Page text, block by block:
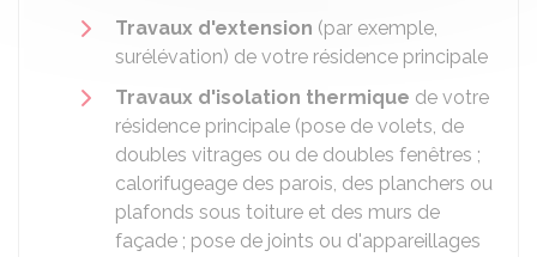
Travaux d'extension (par exemple,
surélévation) de votre résidence principale
Travaux d'isolation thermique de votre
résidence principale (pose de volets, de
doubles vitrages ou de doubles fenêtres ;
calorifugeage des parois, des planchers ou
plafonds sous toiture et des murs de
façade ; pose de joints ou d'appareillages